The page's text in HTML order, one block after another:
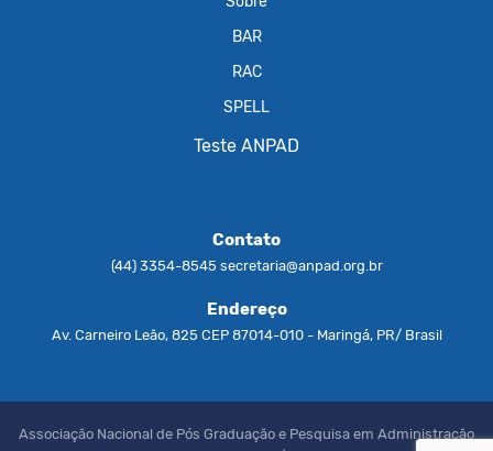
BAR
RAC
SPELL
Teste ANPAD
Contato
(44) 3354-8545 secretaria@anpad.org.br
Endereço
Av. Carneiro Leão, 825 CEP 87014-010 - Maringá, PR/ Brasil
Associação Nacional de Pós Graduação e Pesquisa em Administração